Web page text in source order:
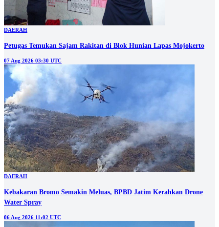
DAERAH
Petugas Temukan Sajam Rakitan di Blok Hunian Lapas Mojokerto
07 Aug 2026 03:30 UTC
DAERAH
Kebakaran Bromo Semakin Meluas, BPBD Jatim Kerahkan Drone
Water Spray
06 Aug 2026 11:02 UTC